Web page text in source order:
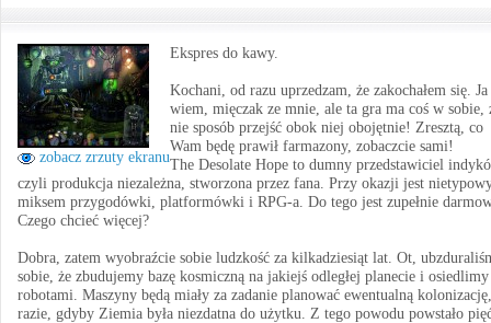
zobacz zrzuty ekranu
Ekspres do kawy.
Kochani, od razu uprzedzam, że zakochałem się. Ja
wiem, mięczak ze mnie, ale ta gra ma coś w sobie,
nie sposób przejść obok niej obojętnie! Zresztą, co
Wam będę prawił farmazony, zobaczcie sami!
The Desolate Hope to dumny przedstawiciel
czyli produkcja niezależna, stworzona przez fana. Przy okazji jest
miksem przygodówki, platformówki i RPG-a. Do tego jest zupełnie
Czego chcieć więcej?
Dobra, zatem wyobraźcie sobie ludzkość za kilkadziesiąt lat. Ot,
sobie, że zbudujemy bazę kosmiczną na jakiejś odległej planecie i
robotami. Maszyny będą miały za zadanie planować ewentualną
razie, gdyby Ziemia była niezdatna do użytku. Z tego powodu powstało